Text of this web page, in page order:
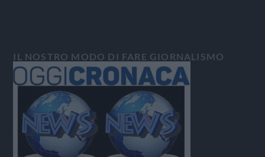
IL NOSTRO MODO DI FARE GIORNALISMO